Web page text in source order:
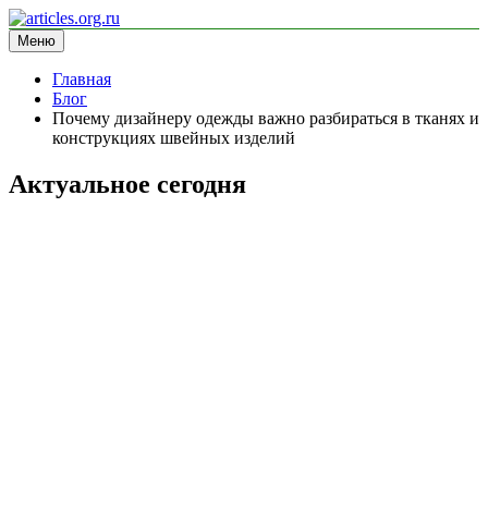
Перейти
к
содержимому
articles.org.ru
информационный сайт
Меню
Главная
Блог
Почему дизайнеру одежды важно разбираться в тканях и
конструкциях швейных изделий
Актуальное сегодня